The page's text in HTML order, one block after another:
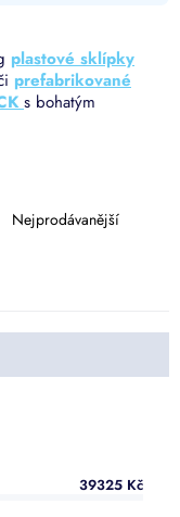
plastové sklípky
prefabrikované
s bohatým
Nejprodávanější
39325 Kč